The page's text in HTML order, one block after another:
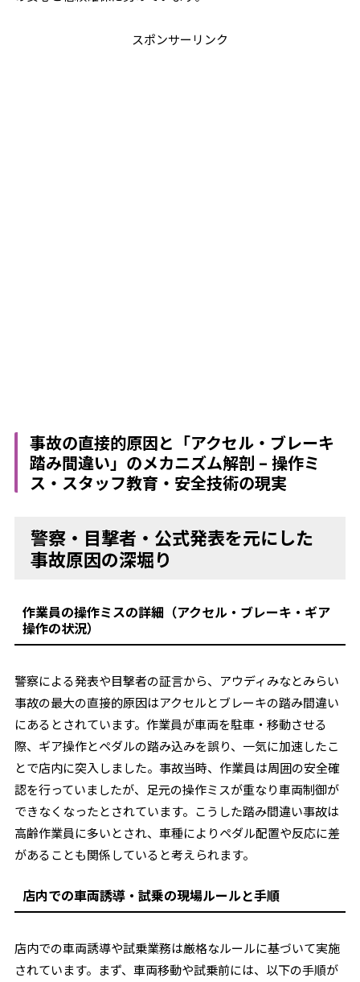
スポンサーリンク
事故の直接的原因と「アクセル・ブレーキ
踏み間違い」のメカニズム解剖 – 操作ミ
ス・スタッフ教育・安全技術の現実
警察・目撃者・公式発表を元にした
事故原因の深堀り
作業員の操作ミスの詳細（アクセル・ブレーキ・ギア
操作の状況）
警察による発表や目撃者の証言から、アウディみなとみらい
事故の最大の直接的原因はアクセルとブレーキの踏み間違い
にあるとされています。作業員が車両を駐車・移動させる
際、ギア操作とペダルの踏み込みを誤り、一気に加速したこ
とで店内に突入しました。事故当時、作業員は周囲の安全確
認を行っていましたが、足元の操作ミスが重なり車両制御が
できなくなったとされています。こうした踏み間違い事故は
高齢作業員に多いとされ、車種によりペダル配置や反応に差
があることも関係していると考えられます。
店内での車両誘導・試乗の現場ルールと手順
店内での車両誘導や試乗業務は厳格なルールに基づいて実施
されています。まず、車両移動や試乗前には、以下の手順が